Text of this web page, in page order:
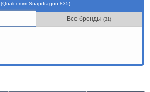
(Qualcomm Snapdragon 835)
Все бренды(31)